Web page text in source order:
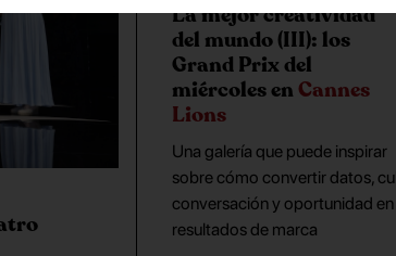
La mejor creatividad
del mundo (III): los
Grand Prix del
miércoles enCannes
Lions
Una galería que puede inspirar
sobre cómo convertir datos,
conversación y oportunidad en
resultados de marca